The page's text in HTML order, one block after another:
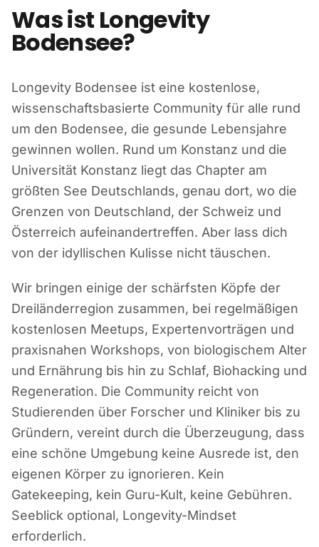
Was ist Longevity
Bodensee?
Longevity Bodensee ist eine kostenlose,
wissenschaftsbasierte Community für alle rund
um den Bodensee, die gesunde Lebensjahre
gewinnen wollen. Rund um Konstanz und die
Universität Konstanz liegt das Chapter am
größten See Deutschlands, genau dort, wo die
Grenzen von Deutschland, der Schweiz und
Österreich aufeinandertreffen. Aber lass dich
von der idyllischen Kulisse nicht täuschen.
Wir bringen einige der schärfsten Köpfe der
Dreiländerregion zusammen, bei regelmäßigen
kostenlosen Meetups, Expertenvorträgen und
praxisnahen Workshops, von biologischem Alter
und Ernährung bis hin zu Schlaf, Biohacking und
Regeneration. Die Community reicht von
Studierenden über Forscher und Kliniker bis zu
Gründern, vereint durch die Überzeugung, dass
eine schöne Umgebung keine Ausrede ist, den
eigenen Körper zu ignorieren. Kein
Gatekeeping, kein Guru-Kult, keine Gebühren.
Seeblick optional, Longevity-Mindset
erforderlich.